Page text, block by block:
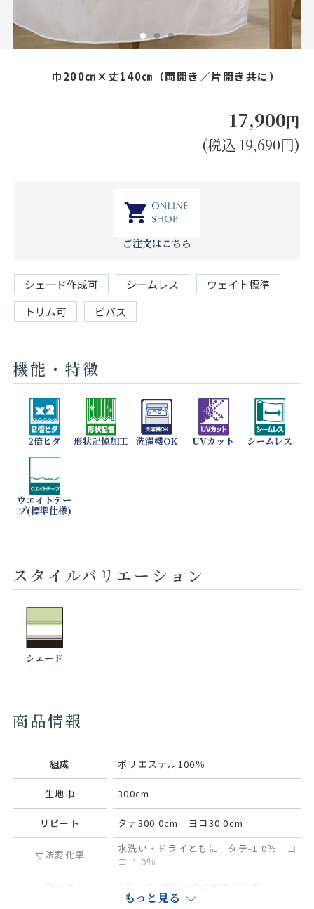
巾200㎝×丈140㎝（両開き／片開き共に）
17,900円
(税込 19,690円)
ご注文はこちら
シェード作成可 シームレス
ウェイト標準
トリム可
ビバス
機能・特徴
2倍ヒダ 形状記憶加工 洗濯機OK UVカット シームレス
ウエイトテー
プ(標準仕様)
スタイルバリエーション
シェード
商品情報
組成 ポリエステル100％
生地巾 300cm
リピート タテ300.0cm ヨコ30.0cm
寸法変化率
水洗い・ドライともに タテ-1.0％ ヨ
コ-1.0％
もっと見る